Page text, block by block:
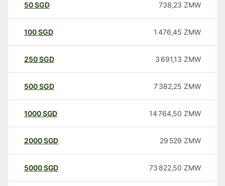
50SGD 738,23 ZMW
100SGD 1 476,45 ZMW
250SGD 3 691,13 ZMW
500SGD 7 382,25 ZMW
1000SGD 14 764,50 ZMW
2000SGD 29 529 ZMW
5000SGD 73 822,50 ZMW